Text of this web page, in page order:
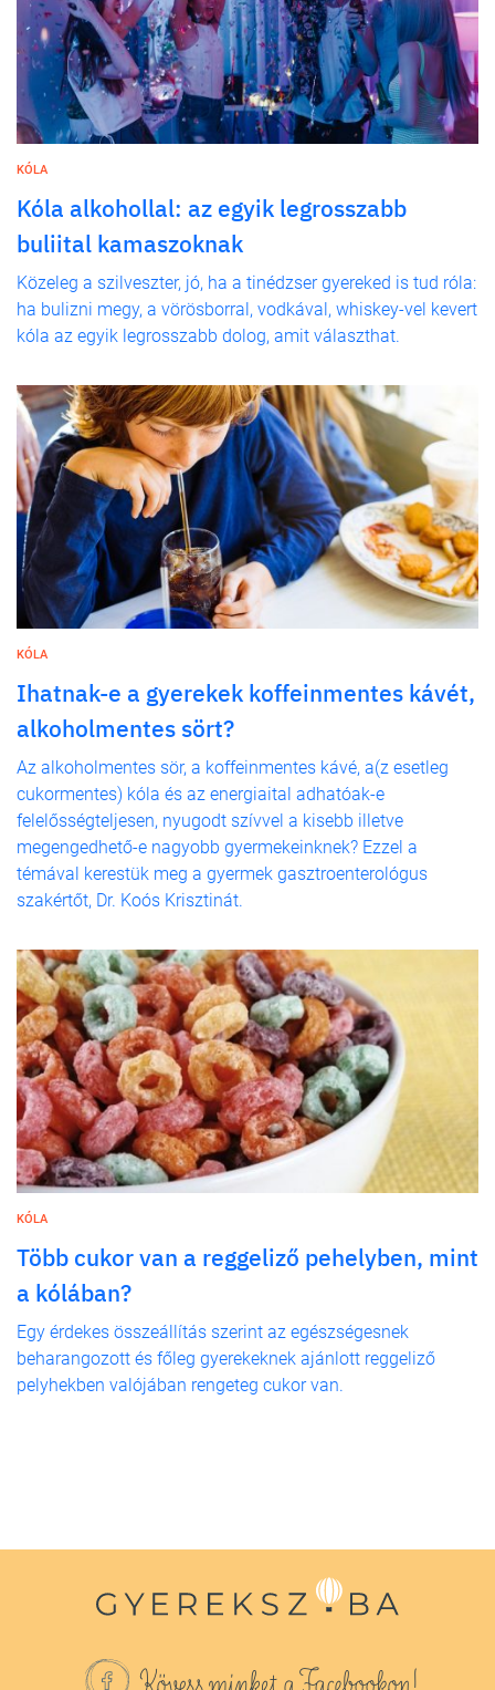
KÓLA
Kóla alkohollal: az egyik legrosszabb
buliital kamaszoknak
Közeleg a szilveszter, jó, ha a tinédzser gyereked is tud róla:
ha bulizni megy, a vörösborral, vodkával, whiskey-vel kevert
kóla az egyik legrosszabb dolog, amit választhat.
KÓLA
Ihatnak-e a gyerekek koffeinmentes kávét,
alkoholmentes sört?
Az alkoholmentes sör, a koffeinmentes kávé, a(z esetleg
cukormentes) kóla és az energiaital adhatóak-e
felelősségteljesen, nyugodt szívvel a kisebb illetve
megengedhető-e nagyobb gyermekeinknek? Ezzel a
témával kerestük meg a gyermek gasztroenterológus
szakértőt, Dr. Koós Krisztinát.
KÓLA
Több cukor van a reggeliző pehelyben, mint
a kólában?
Egy érdekes összeállítás szerint az egészségesnek
beharangozott és főleg gyerekeknek ajánlott reggeliző
pelyhekben valójában rengeteg cukor van.